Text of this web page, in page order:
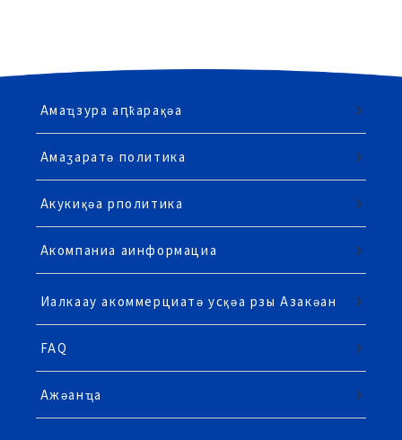
Амаҵзура аԥҟарақәа
Амаӡаратә политика
Акукиқәа рполитика
Акомпаниа аинформациа
Иалкаау акоммерциатә усқәа рзы Азакәан
FAQ
Ажәанҵа